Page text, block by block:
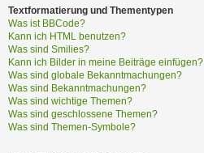
n
d
F
A
Q
Textformatierung und Thementypen
Was ist BBCode?
Kann ich HTML benutzen?
Was sind Smilies?
Kann ich Bilder in meine Beiträge einfügen?
Was sind globale Bekanntmachungen?
Was sind Bekanntmachungen?
Was sind wichtige Themen?
Was sind geschlossene Themen?
Was sind Themen-Symbole?